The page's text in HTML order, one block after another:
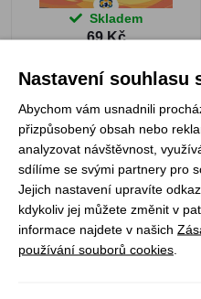
Skladem
69 Kč
Nováček vodácký
Nastavení souhlasu
Abychom vám usnadnili
přizpůsobený obsah nebo
analyzovat návštěvnost,
sdílíme se svými partnery pro
Jejich nastavení upravíte
kdykoliv jej můžete změnit v
informace najdete v našich
používání souborů cookies